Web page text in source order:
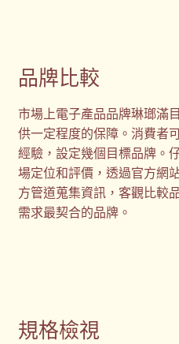
品牌比較
市場上電子產品品牌琳瑯滿
供一定程度的保障。消費者
經驗，設定幾個目標品牌。
場定位和評價，透過官方網
方管道蒐集資訊，客觀比較
需求最契合的品牌。
規格檢視